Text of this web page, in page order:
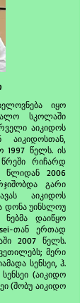
იყო
სკოლაში
აიკიდოს
აიკიდოსთან,
1997 წელს. ის
რიჩარდ
წლიდან 2006
გარი
აიკიდოს
დონა უინსლოუ
ნებმა დაიწყო
თან ერთად
2007 წელს.
მერი
სენსეი, ჰ.
(აიკიდო
(შობუ აიკიდო